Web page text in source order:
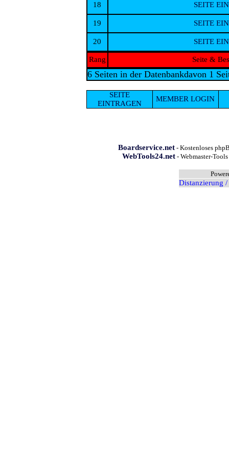
18 SEITE
19 SEITE
20 SEITE
Rang Seite &
6 Seiten in der Datenbankdavon 1
SEITE
EINTRAGEN
MEMBER LOGIN
Boardservice.net- Kostenloses
WebTools24.net - Webmaster-
Distanzierung /